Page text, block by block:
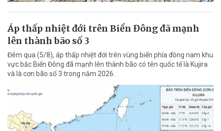
Áp thấp nhiệt đới trên Biển Đông đã mạnh
lên thành bão số 3
Đêm qua (5/8), áp thấp nhiệt đới trên vùng biển phía đông nam khu
vực bắc Biển Đông đã mạnh lên thành bão có tên quốc tế là Kujira
và là cơn bão số 3 trong năm 2026.